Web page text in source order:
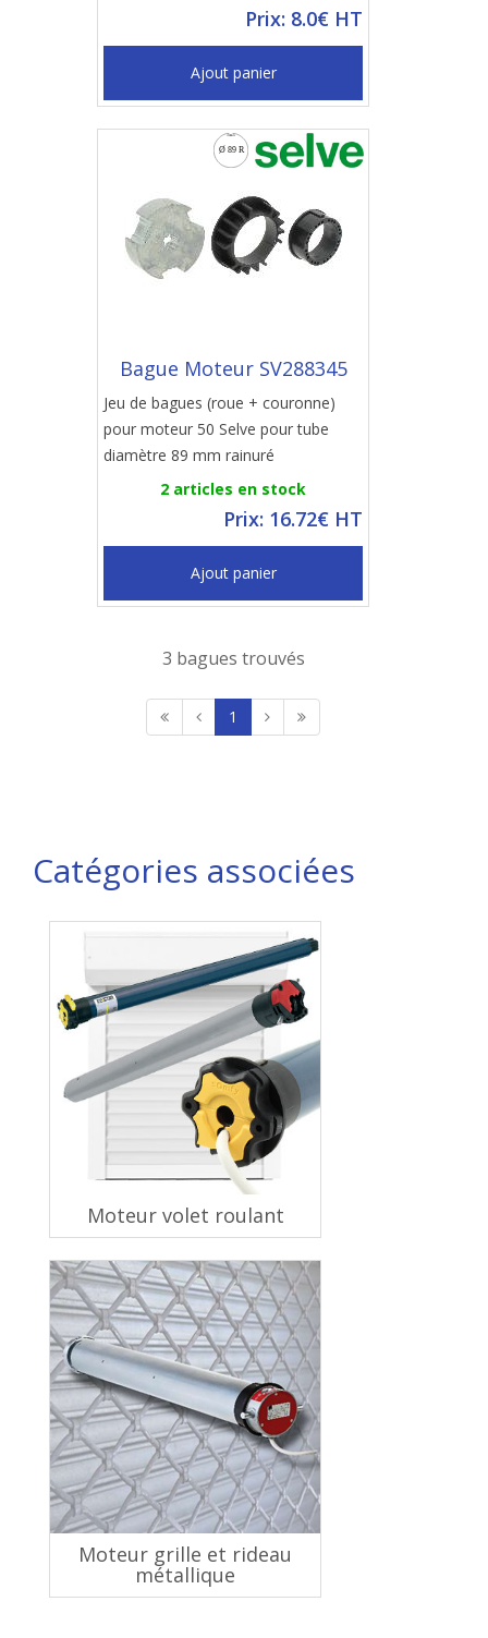
Prix: 8.0€ HT
Ajout panier
Bague Moteur SV288345
Jeu de bagues (roue + couronne)
pour moteur 50 Selve pour tube
diamètre 89 mm rainuré
2 articles en stock
Prix: 16.72€ HT
Ajout panier
3 bagues trouvés
1
Catégories associées
Moteur volet roulant
Moteur grille et rideau
métallique